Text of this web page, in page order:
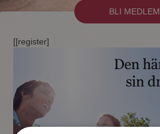
BLI MEDLEM
[[register]